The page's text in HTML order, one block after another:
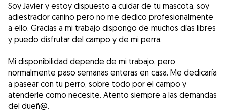
Soy Javier y estoy dispuesto a cuidar de tu mascota, soy
adiestrador canino pero no me dedico profesionalmente
a ello. Gracias a mi trabajo dispongo de muchos días libres
y puedo disfrutar del campo y de mi perra.
Mi disponibilidad depende de mi trabajo, pero
normalmente paso semanas enteras en casa. Me dedicaría
a pasear con tu perro, sobre todo por el campo y
atenderle como necesite. Atento siempre a las demandas
del dueñ@.